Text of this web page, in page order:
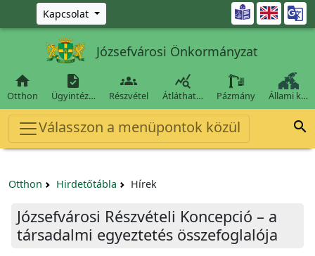
Ugrás a fő tartalomra
Kapcsolat 
Józsefvárosi Önkormányzat

Otthon

Ügyintéz…

Részvétel

Átláthat… Pázmány Állami k…
Válasszon a menüpontok közül 
Otthon Hirdetőtábla Hírek
Józsefvárosi Részvételi Koncepció – a
társadalmi egyeztetés összefoglalója